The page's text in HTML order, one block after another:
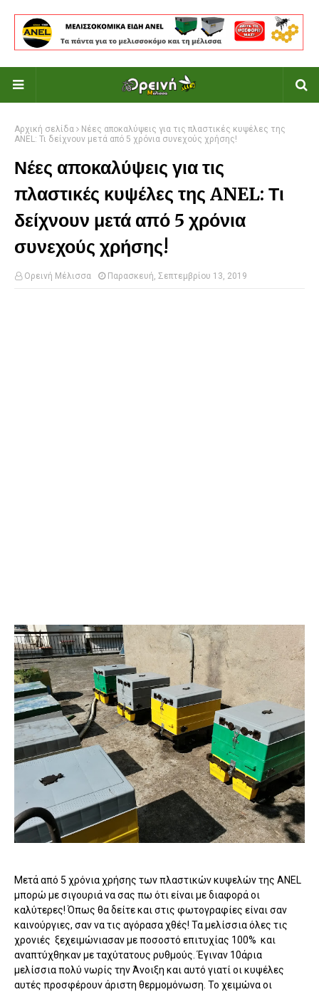
Αρχική σελίδα
Νέες αποκαλύψεις για τις πλαστικές κυψέλες της
ANEL: Τι δείχνουν μετά από 5 χρόνια συνεχούς χρήσης!
Νέες αποκαλύψεις για τις
πλαστικές κυψέλες της ANEL: Τι
δείχνουν μετά από 5 χρόνια
συνεχούς χρήσης!
Ορεινή Μέλισσα Παρασκευή, Σεπτεμβρίου 13, 2019
Μετά από 5 χρόνια χρήσης των πλαστικών κυψελών της ANEL
μπορώ με σιγουριά να σας πω ότι είναι με διαφορά οι
καλύτερες! Όπως θα δείτε και στις φωτογραφίες είναι σαν
καινούργιες, σαν να τις αγόρασα χθές! Τα μελίσσια όλες τις
χρονιές ξεχειμώνιασαν με ποσοστό επιτυχίας 100% και
αναπτύχθηκαν με ταχύτατους ρυθμούς. Έγιναν 10άρια
μελίσσια πολύ νωρίς την Άνοιξη και αυτό γιατί οι κυψέλες
αυτές προσφέρουν άριστη θερμομόνωση. Το χειμώνα οι